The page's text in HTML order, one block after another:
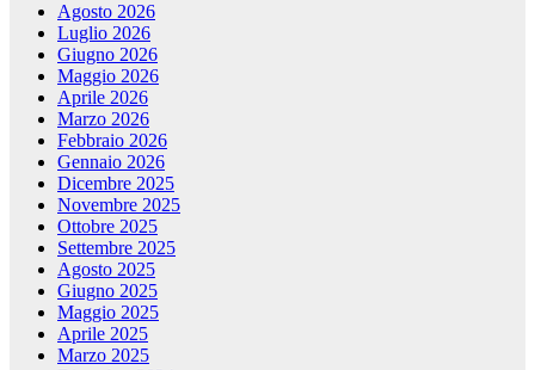
Agosto 2026
Luglio 2026
Giugno 2026
Maggio 2026
Aprile 2026
Marzo 2026
Febbraio 2026
Gennaio 2026
Dicembre 2025
Novembre 2025
Ottobre 2025
Settembre 2025
Agosto 2025
Giugno 2025
Maggio 2025
Aprile 2025
Marzo 2025